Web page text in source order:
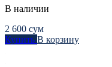
В наличии
2 600 сум
Купить В корзину